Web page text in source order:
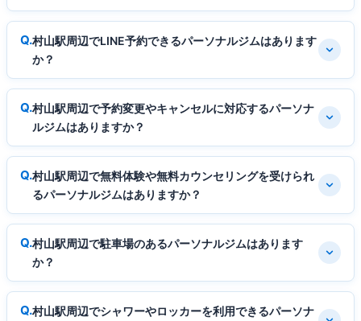
村山駅周辺でLINE予約できるパーソナルジムはあります
か？
村山駅周辺で予約変更やキャンセルに対応するパーソナ
ルジムはありますか？
村山駅周辺で無料体験や無料カウンセリングを受けられ
るパーソナルジムはありますか？
村山駅周辺で駐車場のあるパーソナルジムはあります
か？
村山駅周辺でシャワーやロッカーを利用できるパーソナ